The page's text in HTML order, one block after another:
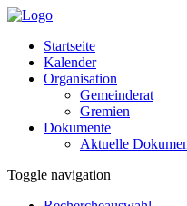
Startseite
Kalender
Organisation
Gemeinderat
Gremien
Dokumente
Aktuelle
Toggle navigation